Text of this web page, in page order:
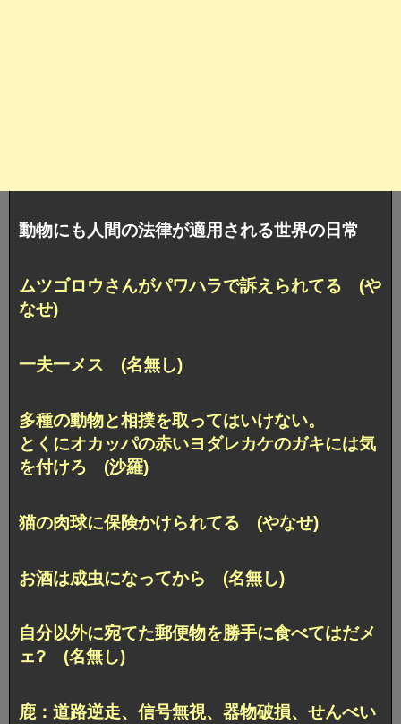
動物にも人間の法律が適用される世界の日常
ムツゴロウさんがパワハラで訴えられてる (や
なせ)
一夫一メス (名無し)
多種の動物と相撲を取ってはいけない。
とくにオカッパの赤いヨダレカケのガキには気
を付けろ (沙羅)
猫の肉球に保険かけられてる (やなせ)
お酒は成虫になってから (名無し)
自分以外に宛てた郵便物を勝手に食べてはだメ
ェ? (名無し)
鹿：道路逆走、信号無視、器物破損、せんべい